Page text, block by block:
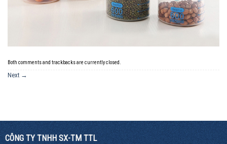
Both comments and trackbacks are currently closed.
Next →
CÔNG TY TNHH SX-TM TTL